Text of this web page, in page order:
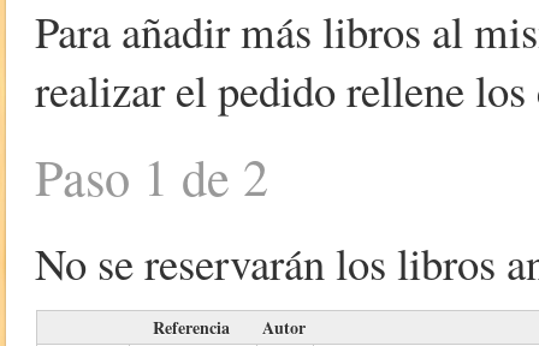
Para añadir más libros al
realizar el pedido rellene
Paso 1 de 2
No se reservarán los libros
Referencia Autor